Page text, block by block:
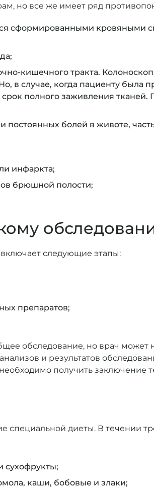
но все же имеет ряд
сформированными кровяными
кишечного тракта.
в случае, когда пациенту была
полного заживления
постоянных болей в животе,
инфаркта;
брюшной полости;
следующие этапы:
препаратов;
обследование, но врач может
и результатов
получить заключение
специальной диеты. В течении
сухофрукты;
каши, бобовые и злаки;